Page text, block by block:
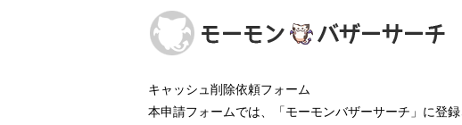
キャッシュ削除依頼フォーム
本申請フォームでは、「モーモンバザーサーチ」に登